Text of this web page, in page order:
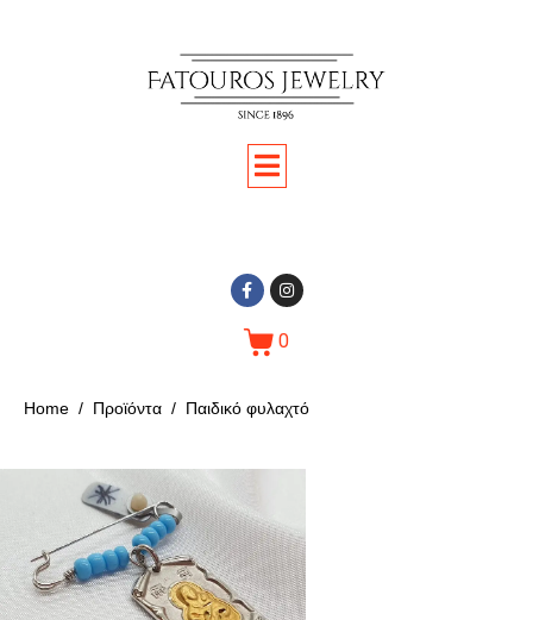
0
Home Προϊόντα Παιδικό φυλαχτό